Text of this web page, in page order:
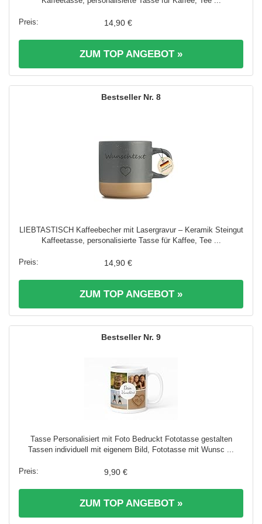
14,90 €
ZUM TOP ANGEBOT »
8
LIEBTASTISCH Kaffeebecher mit Lasergravur – Keramik Steingut
Kaffeetasse, personalisierte Tasse für Kaffee, Tee ...
14,90 €
ZUM TOP ANGEBOT »
9
Tasse Personalisiert mit Foto Bedruckt Fototasse gestalten
Tassen individuell mit eigenem Bild, Fototasse mit Wunsc ...
9,90 €
ZUM TOP ANGEBOT »